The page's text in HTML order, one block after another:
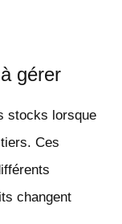
gérer
stocks lorsque
Ces
changent